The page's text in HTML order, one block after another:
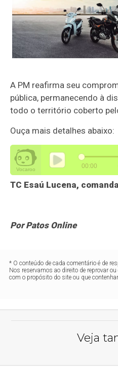
A PM reafirma seu
pública, permanecendo à
todo o território coberto
Ouça mais detalhes abaixo:
TC Esaú Lucena,
Por Patos Online
* O conteúdo de cada comentário é de
Nos reservamos ao direito de reprovar
com o propósito do site ou que
Veja